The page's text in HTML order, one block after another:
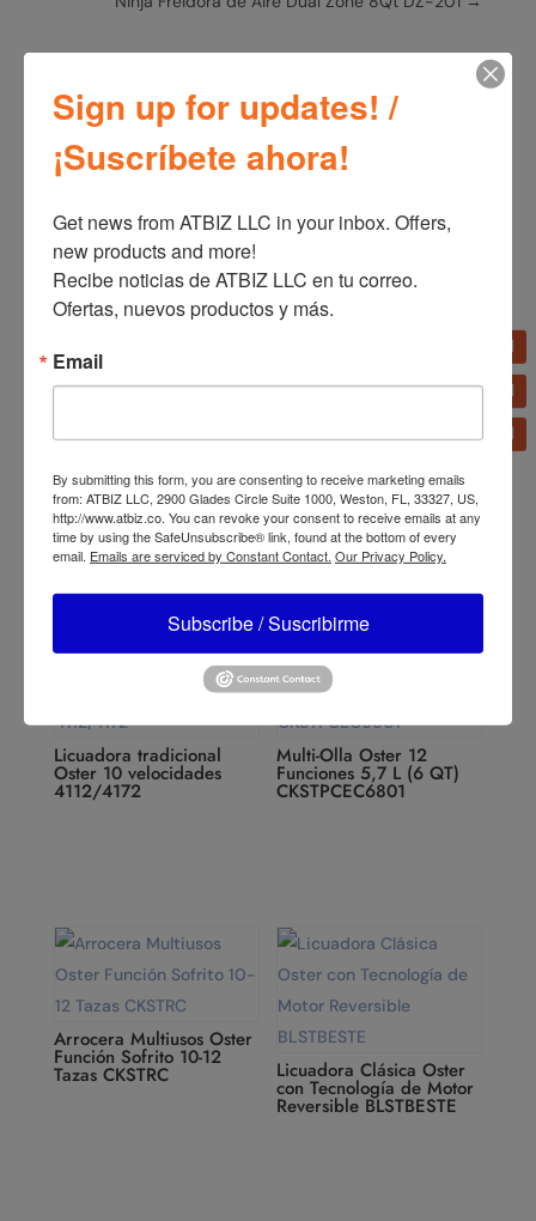
Productos relacionados
Reversible
Acero Inoxidable 10
Tazas CKSTRC5732SS-
013
Licuadora tradicional
Oster 10 velocidades
4112/4172
Multi-Olla Oster 12
Funciones 5,7 L (6 QT)
CKSTPCEC6801
Arrocera Multiusos Oster
Función Sofrito 10-12
Tazas CKSTRC Licuadora Clásica Oster
con Tecnología de Motor
Reversible BLSTBESTE
Sign up for updates! /
¡Suscríbete ahora!
Get news from ATBIZ LLC in your inbox. Offers,
new products and more!
Recibe noticias de ATBIZ LLC en tu correo.
Ofertas, nuevos productos y más.
Email
By submitting this form, you are consenting to receive marketing emails
from: ATBIZ LLC, 2900 Glades Circle Suite 1000, Weston, FL, 33327, US,
http://www.atbiz.co. You can revoke your consent to receive emails at any
time by using the SafeUnsubscribe® link, found at the bottom of every
email. Emails are serviced by Constant Contact. Our Privacy Policy.
Subscribe / Suscribirme